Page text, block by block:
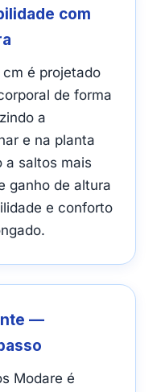
com
é projetado
de forma
a
e na planta
a saltos mais
ganho de altura
e conforto
—
Modare é